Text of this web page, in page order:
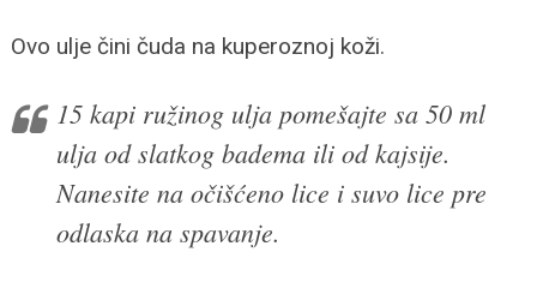
Ovo ulje čini čuda na kuperoznoj koži.
15 kapi ružinog ulja pomešajte sa 50 ml
ulja od slatkog badema ili od kajsije.
Nanesite na očišćeno lice i suvo lice pre
odlaska na spavanje.